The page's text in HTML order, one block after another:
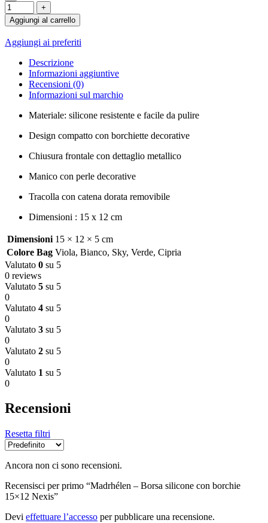
Aggiungi al carrello
Aggiungi ai preferiti
Descrizione
Informazioni aggiuntive
Recensioni (0)
Informazioni sul marchio
Materiale: silicone resistente e facile da pulire
Design compatto con borchiette decorative
Chiusura frontale con dettaglio metallico
Manico con perle decorative
Tracolla con catena dorata removibile
Dimensioni : 15 x 12 cm
Dimensioni 15 × 12 × 5 cm
Colore Bag Viola, Bianco, Sky, Verde, Cipria
Valutato 0 su 5
0 reviews
Valutato 5 su 5
0
Valutato 4 su 5
0
Valutato 3 su 5
0
Valutato 2 su 5
0
Valutato 1 su 5
0
Recensioni
Resetta filtri
Ancora non ci sono recensioni.
Recensisci per primo “Madrhélen – Borsa silicone con borchie
15×12 Nexis”
Devi effettuare l’accesso per pubblicare una recensione.